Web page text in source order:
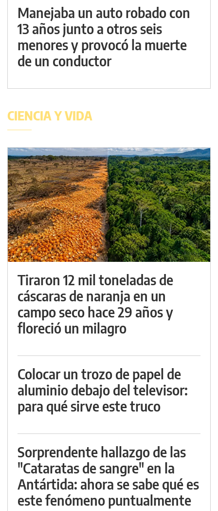
Manejaba un auto robado con
13 años junto a otros seis
menores y provocó la muerte
de un conductor
CIENCIA Y VIDA
Tiraron 12 mil toneladas de
cáscaras de naranja en un
campo seco hace 29 años y
floreció un milagro
Colocar un trozo de papel de
aluminio debajo del televisor:
para qué sirve este truco
Sorprendente hallazgo de las
"Cataratas de sangre" en la
Antártida: ahora se sabe qué es
este fenómeno puntualmente